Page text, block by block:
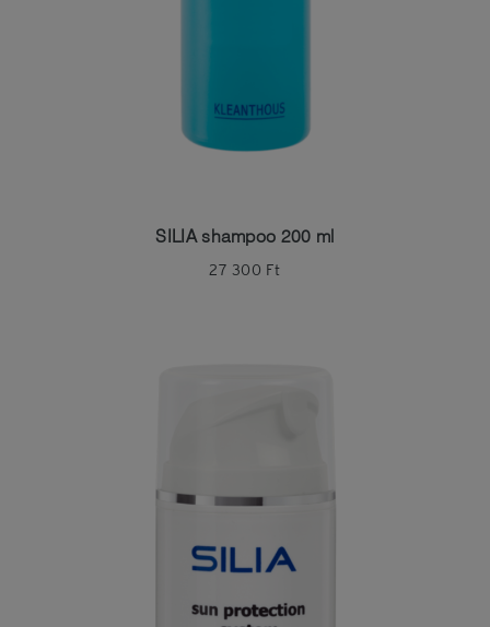
SILIA shampoo 200 ml
27 300 Ft